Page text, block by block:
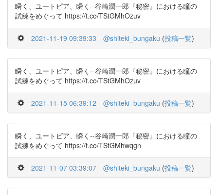
瞬く、ユートピア、瞬く--谷崎潤一郎『秘密』における瞳の
試練をめぐって https://t.co/TStGMhOzuv
2021-11-19 09:39:33 @shiteki_bungaku (投稿一覧)
瞬く、ユートピア、瞬く--谷崎潤一郎『秘密』における瞳の
試練をめぐって https://t.co/TStGMhOzuv
2021-11-15 06:39:12 @shiteki_bungaku (投稿一覧)
瞬く、ユートピア、瞬く--谷崎潤一郎『秘密』における瞳の
試練をめぐって https://t.co/TStGMhwqgn
2021-11-07 03:39:07 @shiteki_bungaku (投稿一覧)